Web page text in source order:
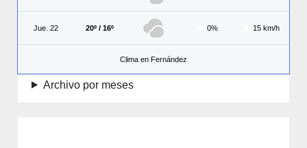
Jue. 22 20º / 16º 0% 15 km/h
Clima en Fernández
Archivo por meses